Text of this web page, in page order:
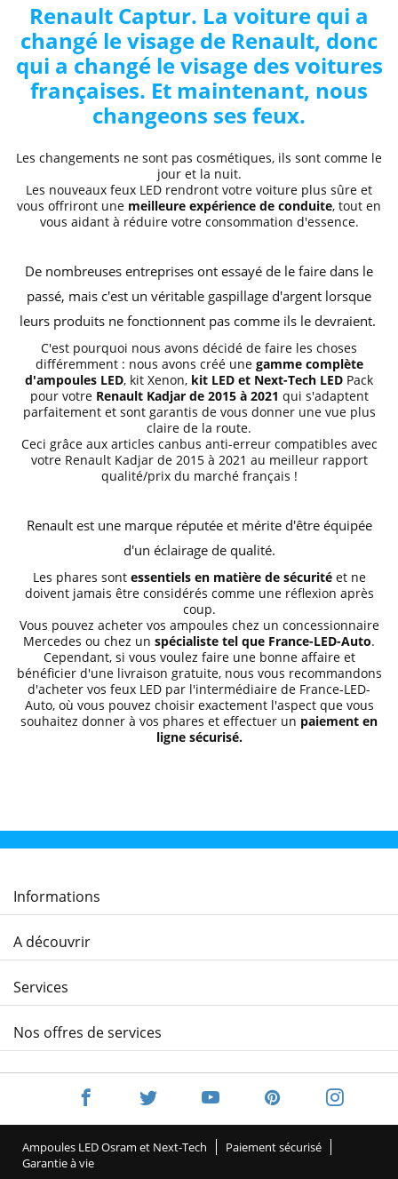
Renault Captur. La voiture qui a
changé le visage de Renault, donc
qui a changé le visage des voitures
françaises. Et maintenant, nous
changeons ses feux.
Les changements ne sont pas cosmétiques, ils sont comme le
jour et la nuit.
Les nouveaux feux LED rendront votre voiture plus sûre et
vous offriront une meilleure expérience de conduite, tout en
vous aidant à réduire votre consommation d'essence.
De nombreuses entreprises ont essayé de le faire dans le
passé, mais c'est un véritable gaspillage d'argent lorsque
leurs produits ne fonctionnent pas comme ils le devraient.
C'est pourquoi nous avons décidé de faire les choses
différemment : nous avons créé une gamme complète
d'ampoules LED, kit Xenon, kit LED et Next-Tech LED Pack
pour votre Renault Kadjar de 2015 à 2021 qui s'adaptent
parfaitement et sont garantis de vous donner une vue plus
claire de la route.
Ceci grâce aux articles canbus anti-erreur compatibles avec
votre Renault Kadjar de 2015 à 2021 au meilleur rapport
qualité/prix du marché français !
Renault est une marque réputée et mérite d'être équipée
d'un éclairage de qualité.
Les phares sont essentiels en matière de sécuritéet ne
doivent jamais être considérés comme une réflexion après
coup.
Vous pouvez acheter vos ampoules chez un concessionnaire
Mercedes ou chez un spécialiste tel que France-LED-Auto.
Cependant, si vous voulez faire une bonne affaire et
bénéficier d'une livraison gratuite, nous vous recommandons
d'acheter vos feux LED par l'intermédiaire de France-LED-
Auto, où vous pouvez choisir exactement l'aspect que vous
souhaitez donner à vos phares et effectuer un paiement en
ligne sécurisé.
Informations
A découvrir
Services
Nos offres de services
Ampoules LED Osram et Next-Tech
Paiement sécurisé
Garantie à vie